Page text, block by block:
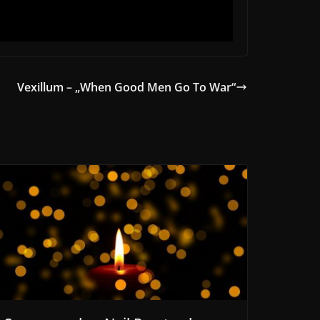
Vexillum – „When Good Men Go To War“